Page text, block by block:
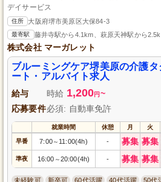
デイサービス
住所 大阪府堺市美原区大保84-3
最寄駅 藤井寺駅から4.1km、萩原天神駅から
株式会社 マーガレット
ブルーミングケア堺美原の介護
ート・アルバイト求人
給与 時給 1,200円 ~
応募要件必須: 自動車免許
就業時間 休憩 月 火
早番 7:00～ 11:00(4h) - 募集 募集
準夜 16:00 ～20:00(4h) - 募集 募集
未経験可 新卒可 60代活躍 40代活躍 50代